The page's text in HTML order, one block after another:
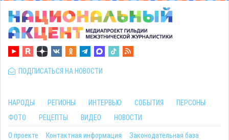
ПОДПИСАТЬСЯ НА НОВОСТИ
НАРОДЫ РЕГИОНЫ ИНТЕРВЬЮ СОБЫТИЯ
ПЕРСОНЫ
ФОТО
РЕЦЕПТЫ ВИДЕО НОВОСТИ
О проекте Контактная информация
Законодательная база